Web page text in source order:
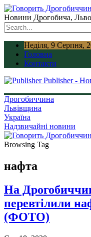
Новини Дрогобича,
Неділя, 9 Серпня,
Головна
Контакти
Publisher -
Дрогобиччина
Львівщина
Україна
Надзвичайні новини
Browsing Tag
нафта
На
перевтілили
(ФОТО)